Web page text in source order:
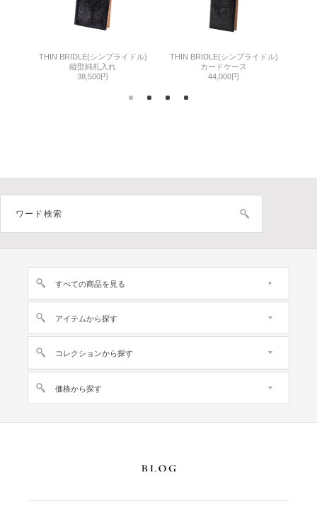
THIN BRIDLE(シンブライドル)
縦型純札入れ
38,500円
THIN BRIDLE(シンブライドル)
カードケース
44,000円
すべての商品を見る
アイテムから探す
コレクションから探す
価格から探す